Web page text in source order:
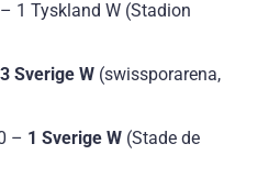
– 1 Tyskland W (Stadion
3 Sverige W (swissporarena,
– 1 Sverige W (Stade de